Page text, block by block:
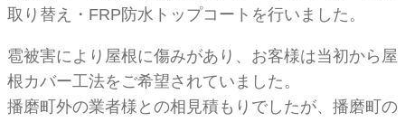
取り替え・FRP防水トップコートを行いました。
雹被害により屋根に傷みがあり、お客様は当初から屋
根カバー工法をご希望されていました。
播磨町外の業者様との相見積もりでしたが、播磨町の